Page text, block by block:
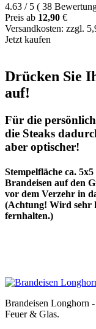
4.63 / 5 ( 38
Preis ab 12,90 €
Versandkosten: zzgl.
Jetzt kaufen
Drücken Sie
auf!
Für die
die Steaks
aber optischer!
Stempelfläche ca.
Brandeisen auf den
vor dem Verzehr in
(Achtung! Wird sehr
fernhalten.)
Brandeisen Longhorn
Feuer & Glas.